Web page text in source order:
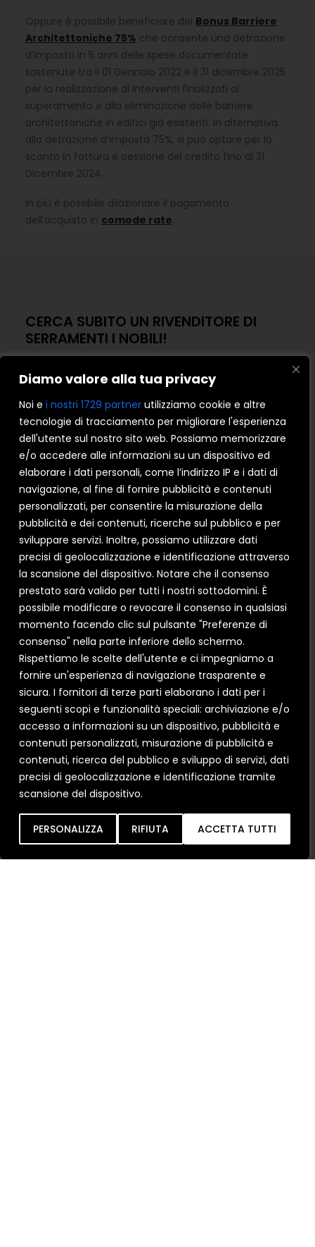
Diamo valore alla tua privacy
Noi e i nostri 1729 partner utilizziamo cookie e altre
tecnologie di tracciamento per migliorare l'esperienza
dell'utente sul nostro sito web. Possiamo memorizzare
e/o accedere alle informazioni su un dispositivo ed
elaborare i dati personali, come l’indirizzo IP e i dati di
navigazione, al fine di fornire pubblicità e contenuti
personalizzati, per consentire la misurazione della
pubblicità e dei contenuti, ricerche sul pubblico e per
sviluppare servizi. Inoltre, possiamo utilizzare dati
precisi di geolocalizzazione e identificazione attraverso
la scansione del dispositivo. Notare che il consenso
prestato sarà valido per tutti i nostri sottodomini. È
possibile modificare o revocare il consenso in qualsiasi
momento facendo clic sul pulsante "Preferenze di
consenso" nella parte inferiore dello schermo.
Rispettiamo le scelte dell'utente e ci impegniamo a
fornire un'esperienza di navigazione trasparente e
sicura. I fornitori di terze parti elaborano i dati per i
seguenti scopi e funzionalità speciali: archiviazione e/o
accesso a informazioni su un dispositivo, pubblicità e
contenuti personalizzati, misurazione di pubblicità e
contenuti, ricerca del pubblico e sviluppo di servizi, dati
precisi di geolocalizzazione e identificazione tramite
scansione del dispositivo.
PERSONALIZZA RIFIUTA ACCETTA TUTTI
Oppure è possibile beneficiare del Bonus Barriere
Architettoniche 75% che consente una detrazione
d’imposta in 5 anni delle spese documentate
sostenute tra il 01 Gennaio 2022 e il 31 dicembre 2025
per la realizzazione di interventi finalizzati al
superamento e alla eliminazione delle barriere
architettoniche in edifici già esistenti. In alternativa
alla detrazione d’imposta 75%, si può optare per lo
sconto in fattura e cessione del credito fino al 31
Dicembre 2024.
In più è possibile dilazionare il pagamento
dell’acquisto in comode rate.
CERCA SUBITO UN RIVENDITORE DI
SERRAMENTI I NOBILI!
Ho letto e
compreso le condizioni
sullaPrivacy Policy.
InobIA